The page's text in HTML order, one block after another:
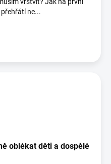
ne...
oblékat děti a dospělé